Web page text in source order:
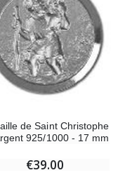
de Saint Christophe
925/1000 - 17 mm
€39.00
-10%
-25%